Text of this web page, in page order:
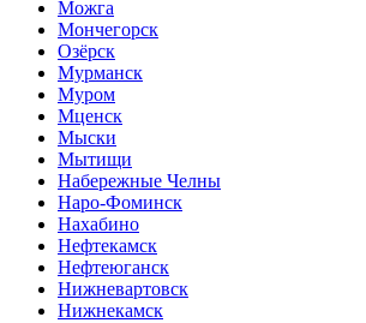
Можга
Мончегорск
Озёрск
Мурманск
Муром
Мценск
Мыски
Мытищи
Набережные Челны
Наро-Фоминск
Нахабино
Нефтекамск
Нефтеюганск
Нижневартовск
Нижнекамск